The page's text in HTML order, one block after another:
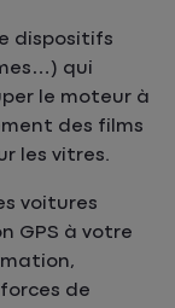
dispositifs
qui
le moteur à
des films
les vitres.
voitures
GPS à votre
de